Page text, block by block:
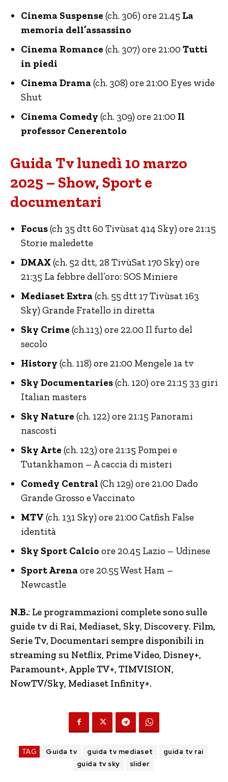
Cinema Suspense (ch. 306) ore 21.45 La
memoria dell’assassino
Cinema Romance (ch. 307) ore 21:00 Tutti
in piedi
Cinema Drama (ch. 308) ore 21:00 Eyes wide
Shut
Cinema Comedy (ch. 309) ore 21:00 Il
professor Cenerentolo
Guida Tv lunedì 10 marzo
2025 – Show, Sport e
documentari
Focus(ch 35 dtt 60 Tivùsat 414 Sky) ore 21:15
Storie maledette
DMAX (ch. 52 dtt, 28 TivùSat 170 Sky) ore
21:35 La febbre dell’oro: SOS Miniere
Mediaset Extra (ch. 55 dtt 17 Tivùsat 163
Sky) Grande Fratello in diretta
Sky Crime (ch.113) ore 22.00 Il furto del
secolo
History (ch. 118) ore 21:00 Mengele 1a tv
Sky Documentaries(ch. 120) ore 21:15 33 giri
Italian masters
Sky Nature (ch. 122) ore 21:15 Panorami
nascosti
Sky Arte (ch. 123) ore 21:15 Pompei e
Tutankhamon – A caccia di misteri
Comedy Central (Ch 129) ore 21.00 Dado
Grande Grosso e Vaccinato
MTV (ch. 131 Sky) ore 21:00 Catfish False
identità
Sky Sport Calcio ore 20.45 Lazio – Udinese
Sport Arena ore 20.55 West Ham –
Newcastle
N.B.: Le programmazioni complete sono sulle
guide tv di Rai, Mediaset, Sky, Discovery. Film,
Serie Tv, Documentari sempre disponibili in
streaming su Netflix, Prime Video, Disney+,
Paramount+, Apple TV+, TIMVISION,
NowTV/Sky, Mediaset Infinity+.
TAG Guida tv guida tv mediaset
guida tv rai
guida tv sky
slider